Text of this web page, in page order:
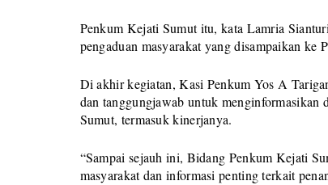
Penkum Kejati Sumut itu, kata Lamria
pengaduan masyarakat yang disampaikan ke
Di akhir kegiatan, Kasi Penkum Yos A
dan tanggungjawab untuk menginformasikan
Sumut, termasuk kinerjanya.
“Sampai sejauh ini, Bidang Penkum Kejati
masyarakat dan informasi penting terkait